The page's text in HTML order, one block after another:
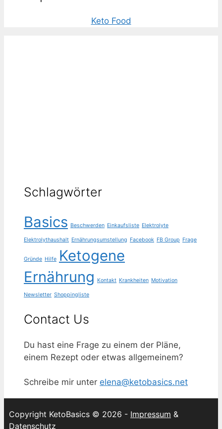
Keto Food
Schlagwörter
Basics Beschwerden Einkaufsliste Elektrolyte
Elektrolythaushalt Ernährungsumstellung Facebook FB Group Frage
Gründe Hilfe Ketogene
Ernährung
Kontakt Krankheiten Motivation
Newsletter Shoppingliste
Contact Us
Du hast eine Frage zu einem der Pläne,
einem Rezept oder etwas allgemeinem?
Schreibe mir unter elena@ketobasics.net
Copyright KetoBasics © 2026 - Impressum &
Datenschutz